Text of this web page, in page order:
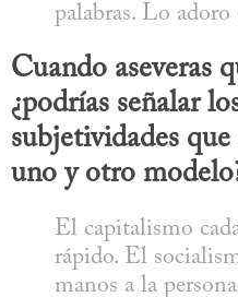
palabras. Lo
Cuando aseveras
¿podrías señalar
subjetividades
uno y otro
El capitalismo
rápido. El
manos a la